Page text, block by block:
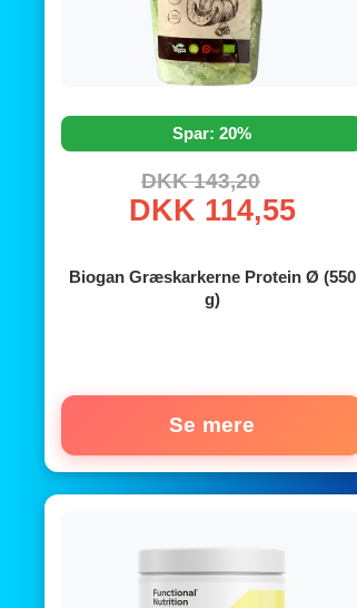
Spar: 20%
DKK 143,20
DKK 114,55
Biogan Græskarkerne Protein Ø (550
g)
Se mere